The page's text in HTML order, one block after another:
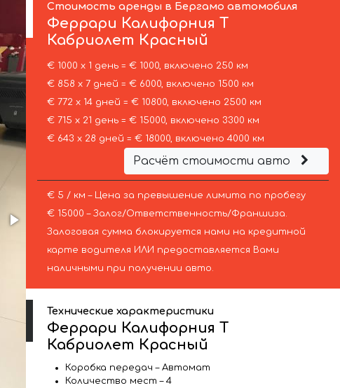
Стоимость аренды в Бергамо автомобиля
Феррари Калифорния Т
Кабриолет Красный
€ 1000 х 1 день = € 1000, включено 250 км
€ 858 х 7 дней = € 6000, включено 1500 км
€ 772 х 14 дней = € 10800, включено 2500 км
€ 715 х 21 день = € 15000, включено 3300 км
€ 643 х 28 дней = € 18000, включено 4000 км
Расчёт стоимости авто
€ 5 / км – Цена за превышение лимита по пробегу
€ 15000 – Залог/Ответственность/Франшиза.
Залоговая сумма блокируется нами на кредитной
карте водителя ИЛИ предоставляется Вами
наличными при получении авто.
Технические характеристики
Феррари Калифорния Т
Кабриолет Красный
Коробка передач – Автомат
Количество мест – 4